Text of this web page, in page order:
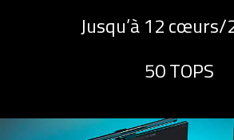
Jusqu’à 12
50 TOPS